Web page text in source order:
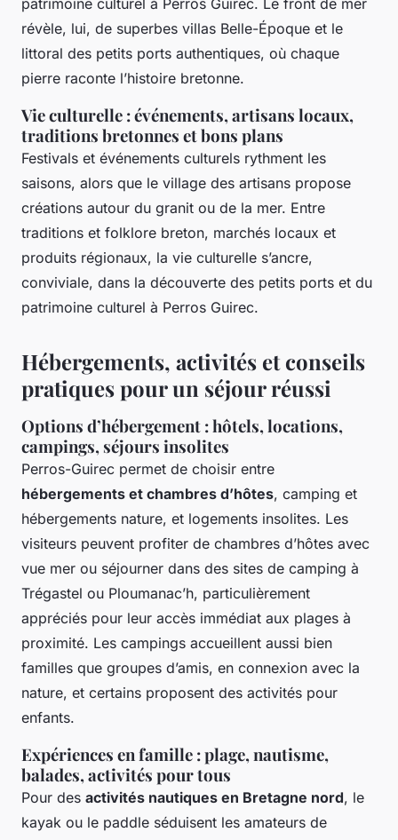
patrimoine culturel à Perros Guirec. Le front de mer
révèle, lui, de superbes villas Belle-Époque et le
littoral des petits ports authentiques, où chaque
pierre raconte l’histoire bretonne.
Vie culturelle : événements, artisans locaux,
traditions bretonnes et bons plans
Festivals et événements culturels rythment les
saisons, alors que le village des artisans propose
créations autour du granit ou de la mer. Entre
traditions et folklore breton, marchés locaux et
produits régionaux, la vie culturelle s’ancre,
conviviale, dans la découverte des petits ports et du
patrimoine culturel à Perros Guirec.
Hébergements, activités et conseils
pratiques pour un séjour réussi
Options d’hébergement : hôtels, locations,
campings, séjours insolites
Perros-Guirec permet de choisir entre
hébergements et chambres d’hôtes, camping et
hébergements nature, et logements insolites. Les
visiteurs peuvent profiter de chambres d’hôtes avec
vue mer ou séjourner dans des sites de camping à
Trégastel ou Ploumanac’h, particulièrement
appréciés pour leur accès immédiat aux plages à
proximité. Les campings accueillent aussi bien
familles que groupes d’amis, en connexion avec la
nature, et certains proposent des activités pour
enfants.
Expériences en famille : plage, nautisme,
balades, activités pour tous
Pour des activités nautiques en Bretagne nord, le
kayak ou le paddle séduisent les amateurs de